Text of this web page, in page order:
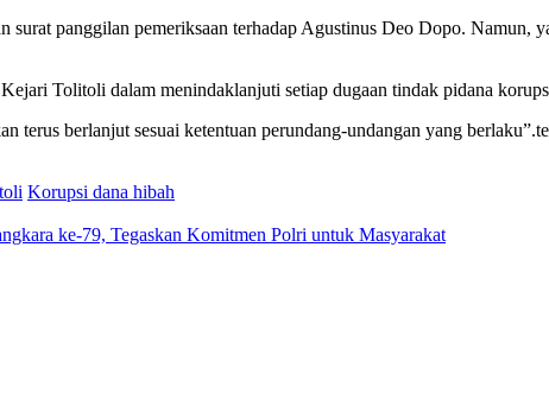
panggilan pemeriksaan terhadap Agustinus Deo Dopo. Namun,
Tolitoli dalam menindaklanjuti setiap dugaan tindak pidana
terus berlanjut sesuai ketentuan perundang-undangan yang
Korupsi dana hibah
ke-79, Tegaskan Komitmen Polri untuk Masyarakat